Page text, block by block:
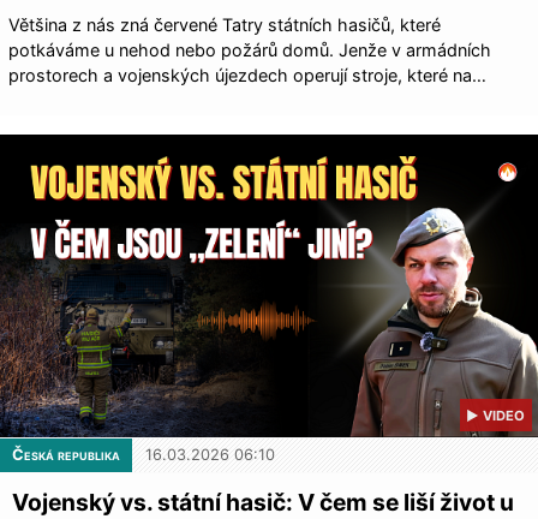
Většina z nás zná červené Tatry státních hasičů, které
potkáváme u nehod nebo požárů domů. Jenže v armádních
prostorech a vojenských újezdech operují stroje, které na…
▶ VIDEO
Česká republika 16.03.2026 06:10
Vojenský vs. státní hasič: V čem se liší život u